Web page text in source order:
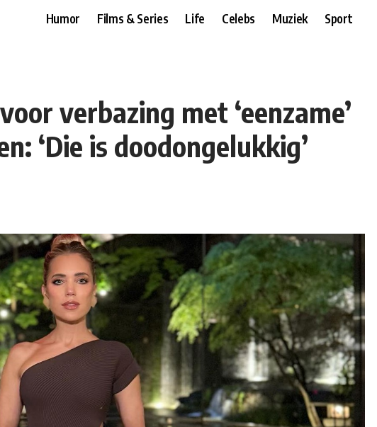
Humor Films & Series Life Celebs Muziek Sport
verbazing met ‘eenzame’
‘Die is doodongelukkig’